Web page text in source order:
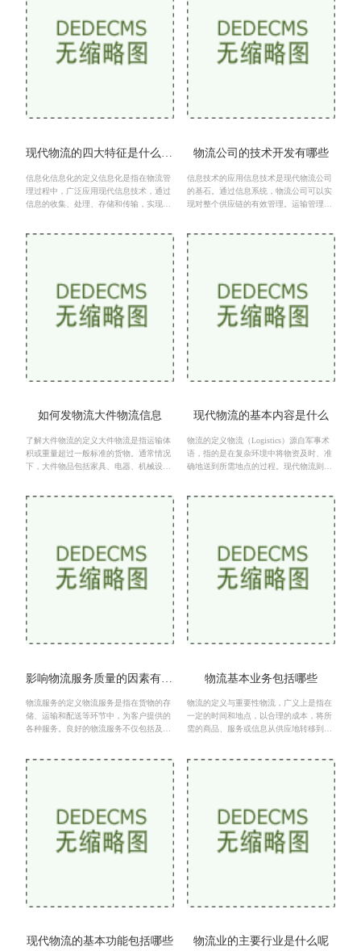
信息化信息化的定义信息化是指在物流管
理过程中，广泛应用现代信息技术，通过
信息的收集、处理、存储和传输，实现物
物流公司的技术开发有哪些
信息技术的应用信息技术是现代物流公司
的基石。通过信息系统，物流公司可以实
现对整个供应链的有效管理。运输管理系
如何发物流大件物流信息
了解大件物流的定义大件物流是指运输体
积或重量超过一般标准的货物。通常情况
下，大件物品包括家具、电器、机械设备
现代物流的基本内容是什么
物流的定义物流（Logistics）源自军事术
语，指的是在复杂环境中将物资及时、准
确地送到所需地点的过程。现代物流则是
物流服务的定义物流服务是指在货物的存
储、运输和配送等环节中，为客户提供的
各种服务。良好的物流服务不仅包括及时
物流基本业务包括哪些
物流的定义与重要性物流，广义上是指在
一定的时间和地点，以合理的成本，将所
需的商品、服务或信息从供应地转移到需
现代物流的基本功能包括哪些 物流业的主要行业是什么呢